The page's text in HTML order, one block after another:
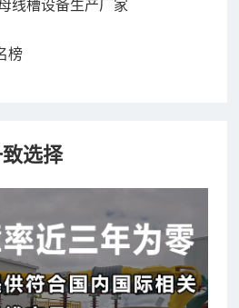
线槽设备生产厂家
榜
选择
询了报价 7分钟前
询了报价7分钟前